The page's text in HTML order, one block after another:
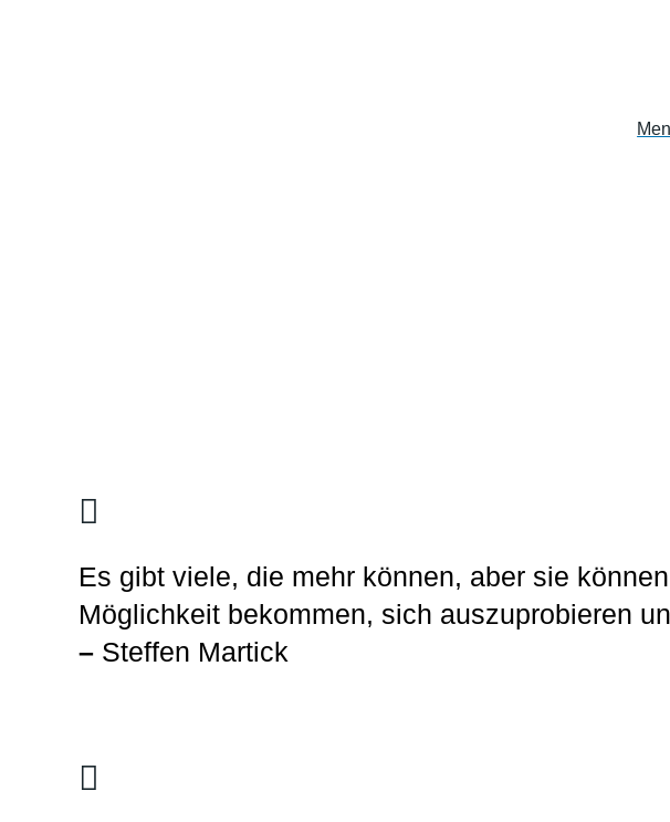
Es gibt viele, die mehr können, aber sie
Möglichkeit bekommen, sich auszuprobieren
– Steffen Martick